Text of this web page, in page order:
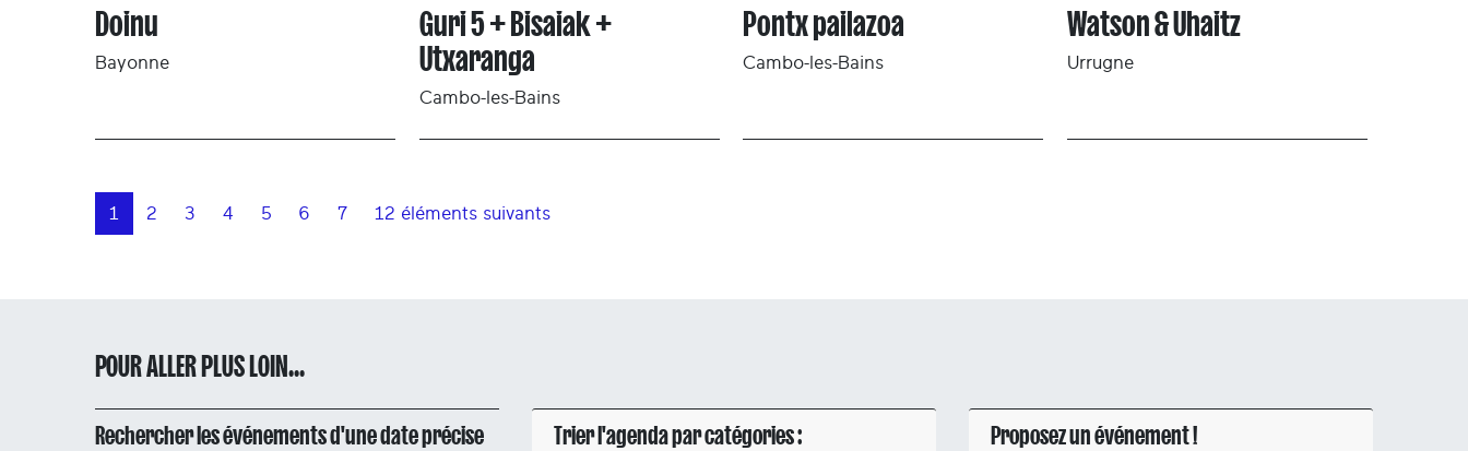
Doinu
Bayonne
Guri 5 + Bisaiak +
Utxaranga
Cambo-les-Bains
Pontx pailazoa
Cambo-les-Bains
Watson & Uhaitz
Urrugne
1 2 3 4 5 6 7 12 éléments suivants
POUR ALLER PLUS LOIN...
Rechercher les événements d'une date précise Trier l'agenda par catégories : Proposez un événement !